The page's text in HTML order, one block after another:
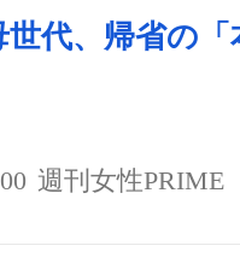
世代、帰省の「
週刊女性PRIME